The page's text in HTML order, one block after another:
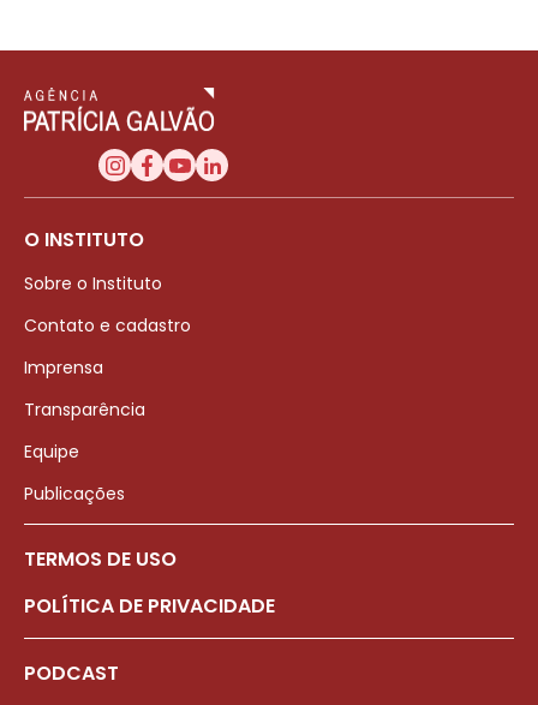
O INSTITUTO
Sobre o Instituto
Contato e cadastro
Imprensa
Transparência
Equipe
Publicações
TERMOS DE USO
POLÍTICA DE PRIVACIDADE
PODCAST